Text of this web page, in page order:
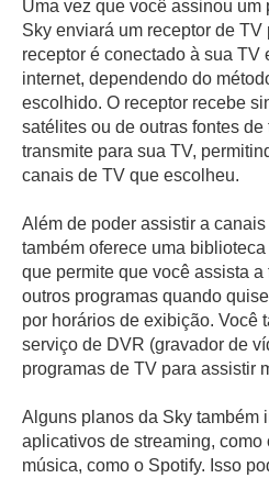
Uma vez que você assinou um
Sky enviará um receptor de TV
receptor é conectado à sua TV
internet, dependendo do
escolhido. O receptor recebe
satélites ou de outras fontes
transmite para sua TV,
canais de TV que escolheu.
Além de poder assistir a
também oferece uma
que permite que você assista
outros programas quando
por horários de exibição. Você
serviço de DVR (gravador de
programas de TV para assistir
Alguns planos da Sky também
aplicativos de streaming,
música, como o Spotify. Isso